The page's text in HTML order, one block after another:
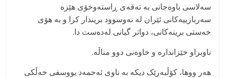
سەلاسی باوەجانی بە تەقەی ڕاستەوخۆی هێزە
سەربازییەکانی ئێران لە نەوسوود بریندار کرا و بە هۆی
خەستی برینەکانی، دواتر گیانی لەدەست دا.
ناوبراو خێزاندارە و خاوەنی دوو مناڵە.
هەر ووها، کۆڵبەرێک دیکە بە ناوی ئەحمەد یووسفی خەڵکی